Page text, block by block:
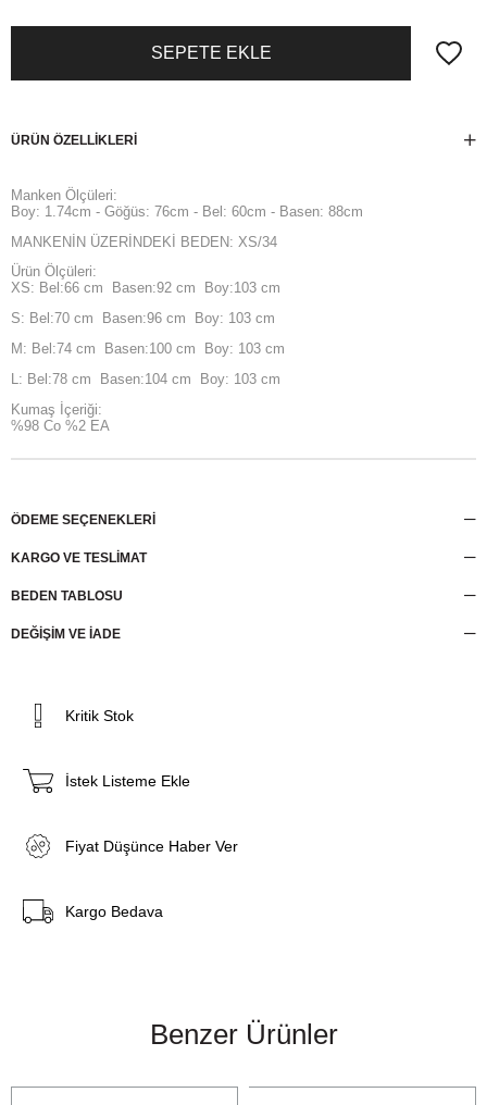
ÜRÜN ÖZELLIKLERI
Manken Ölçüleri:
Boy: 1.74cm - Göğüs: 76cm - Bel: 60cm - Basen: 88cm
MANKENİN ÜZERİNDEKİ BEDEN: XS/34
Ürün Ölçüleri:
XS: Bel:66 cm Basen:92 cm Boy:103 cm
S: Bel:70 cm Basen:96 cm Boy: 103 cm
M: Bel:74 cm Basen:100 cm Boy: 103 cm
L: Bel:78 cm Basen:104 cm Boy: 103 cm
Kumaş İçeriği:
%98 Co %2 EA
ÖDEME SEÇENEKLERI
KARGO VE TESLİMAT
BEDEN TABLOSU
DEĞİŞİM VE İADE
Kritik Stok
İstek Listeme Ekle
Fiyat Düşünce Haber Ver
Kargo Bedava
Benzer Ürünler